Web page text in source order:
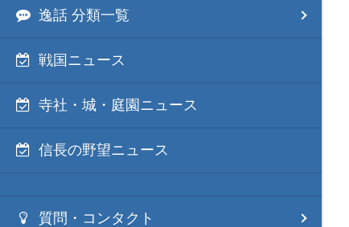
逸話 分類一覧
戦国ニュース
寺社・城・庭園ニュース
信長の野望ニュース
質問・コンタクト